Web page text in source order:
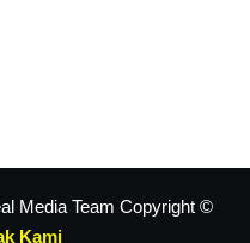
Media Team Copyright ©
Kami